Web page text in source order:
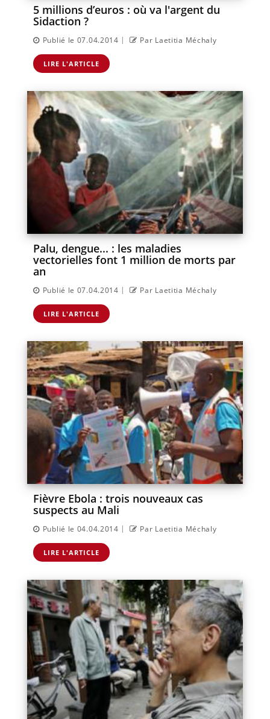
5 millions d’euros : où va l'argent du
Sidaction ?
Publié le 07.04.2014 | Par Laetitia Méchaly
LIRE L'ARTICLE
Palu, dengue... : les maladies
vectorielles font 1 million de morts par
an
Publié le 07.04.2014 | Par Laetitia Méchaly
LIRE L'ARTICLE
Fièvre Ebola : trois nouveaux cas
suspects au Mali
Publié le 04.04.2014 | Par Laetitia Méchaly
LIRE L'ARTICLE